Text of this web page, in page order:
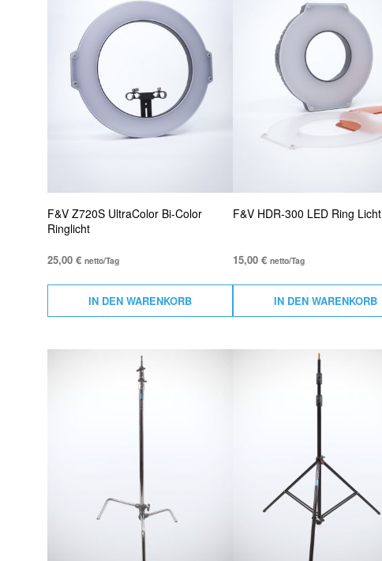
F&V Z720S UltraColor Bi-Color
Ringlicht
25,00 € netto/Tag
IN DEN WARENKORB
F&V HDR-300 LED Ring Licht
15,00 € netto/Tag
IN DEN WARENKORB